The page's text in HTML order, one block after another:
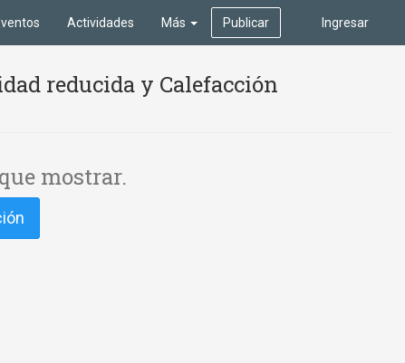
Ingresar
Actividades Más Publicar
reducida y Calefacción
mostrar.